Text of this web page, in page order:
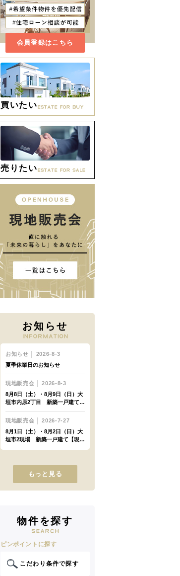
会員登録はこちら
買いたい
売りたい
お知らせ
もっと見る
物件を探す
ピンポイントに探す
こだわり条件で探す